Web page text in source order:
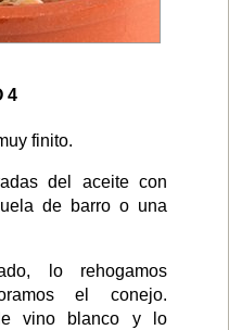
4
finito.
del aceite con
de barro o una
lo rehogamos
el conejo.
vino blanco y lo